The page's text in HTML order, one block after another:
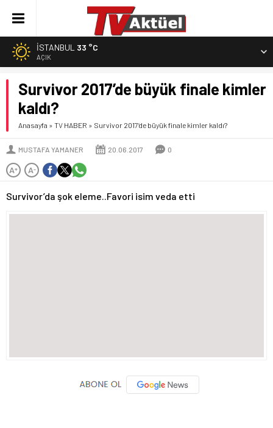
İSTANBUL 33 °C
AÇIK
Survivor 2017’de büyük finale kimler
kaldı?
Anasayfa » TV HABER » Survivor 2017’de büyük finale kimler kaldı?
MUSTAFA YAMANER 20.06.2017 0
A+ A-
Survivor’da şok eleme..Favori isim veda etti